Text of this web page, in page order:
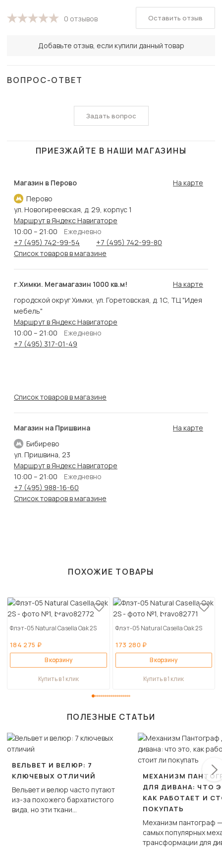
0 отзывов
Добавьте отзыв, если купили данный товар
Оставить отзыв
ВОПРОС-ОТВЕТ
Задать вопрос
ПРИЕЗЖАЙТЕ В НАШИ МАГАЗИНЫ
Магазин в Перово
Перово
На карте
ул. Новогиреевская, д. 29, корпус 1
Маршрут в Яндекс Навигаторе
10:00 – 21:00
Ежедневно
+7 (495) 742-99-54
+7 (495) 742-99-80
Список товаров в магазине
г.Химки. Мегамагазин 1000 кв.м!
На карте
городской округ Химки, ул. Горетовская, д. 1С, ТЦ "Идея
мебель"
Маршрут в Яндекс Навигаторе
10:00 – 21:00
Ежедневно
+7 (495) 317-01-49
Список товаров в магазине
Магазин на Пришвина
Бибирево
На карте
ул. Пришвина, 23
Маршрут в Яндекс Навигаторе
10:00 – 21:00
Ежедневно
+7 (495) 988-16-60
Список товаров в магазине
ПОХОЖИЕ ТОВАРЫ
Флэт-05 Natural Casella Oak 2S
184 275 ₽
В корзину
Купить в 1 клик
Флэт-05 Natural Casella Oak 2S
173 280 ₽
В корзину
Купить в 1 клик
ПОЛЕЗНЫЕ СТАТЬИ
ВЕЛЬВЕТ И ВЕЛЮР: 7
КЛЮЧЕВЫХ ОТЛИЧИЙ
Вельвет и велюр часто путают
из-за похожего бархатистого
вида, но эти ткани
МЕХАНИЗМ
ДЛЯ ДИВАНА: ЧТО
КАК РАБОТАЕТ И
ПОКУПАТЬ
Механизм пантограф
самых популярных
трансформации для